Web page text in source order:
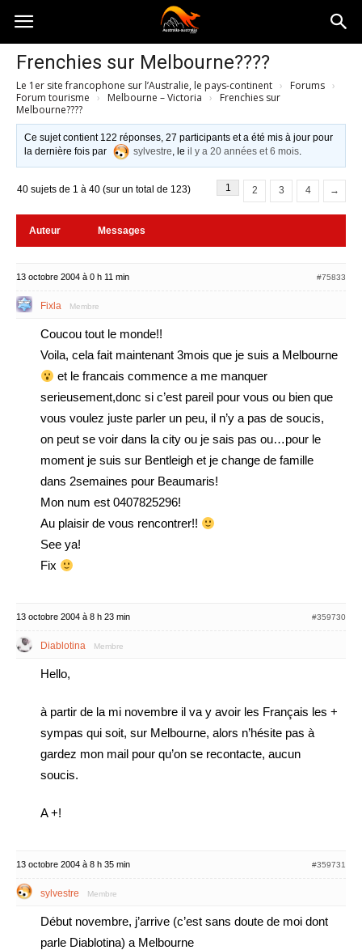
Australia-
australie.com
Frenchies sur Melbourne????
Le 1er site francophone sur l’Australie, le pays-continent › Forums ›
Forum tourisme › Melbourne – Victoria ›
Frenchies sur
Melbourne????
Ce sujet contient 122 réponses, 27 participants et a été mis à jour pour
la dernière fois par
sylvestre, leil y a 20 années et 6 mois.
40 sujets de 1 à 40 (sur un total de 123) 1 2 3 4 →
Auteur Messages
13 octobre 2004 à 0 h 11 min #75833
Fixla Membre
Coucou tout le monde!!
Voila, cela fait maintenant 3mois que je suis a Melbourne
et le francais commence a me manquer
serieusement,donc si c’est pareil pour vous ou bien que
vous voulez juste parler un peu, il n’y a pas de soucis,
on peut se voir dans la city ou je sais pas ou…pour le
moment je suis sur Bentleigh et je change de famille
dans 2semaines pour Beaumaris!
Mon num est 0407825296!
Au plaisir de vous rencontrer!!
See ya!
Fix
13 octobre 2004 à 8 h 23 min #359730
Diablotina Membre
Hello,
à partir de la mi novembre il va y avoir les Français les +
sympas qui soit, sur Melbourne, alors n’hésite pas à
gardez mon mail pour qu’on se recontacte, aucun
soucis.
A +!
13 octobre 2004 à 8 h 35 min #359731
sylvestre Membre
Début novembre, j’arrive (c’est sans doute de moi dont
parle Diablotina) a Melbourne